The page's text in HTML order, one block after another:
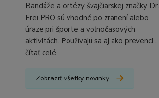
Bandáže a ortézy švajčiarskej značky Dr.
Frei PRO sú vhodné po zranení alebo
úraze pri športe a voľnočasových
aktivitách. Používajú sa aj ako prevenci...
čítať celé
Zobraziť všetky novinky